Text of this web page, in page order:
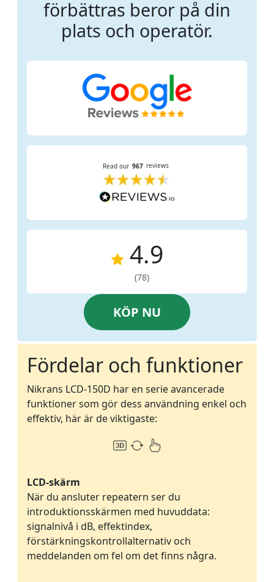
förbättras beror på din
plats och operatör.
4.9
(78)
KÖP NU
Fördelar och funktioner
Nikrans LCD-150D har en serie avancerade
funktioner som gör dess användning enkel och
effektiv, här är de viktigaste:
LCD-skärm
När du ansluter repeatern ser du
introduktionsskärmen med huvuddata:
signalnivå i dB, effektindex,
förstärkningskontrollalternativ och
meddelanden om fel om det finns några.